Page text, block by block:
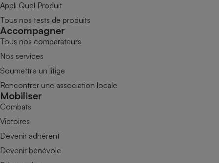
Appli Quel Produit
Tous nos tests de produits
Accompagner
Tous nos comparateurs
Nos services
Soumettre un litige
Rencontrer une association locale
Mobiliser
Combats
Victoires
Devenir adhérent
Devenir bénévole